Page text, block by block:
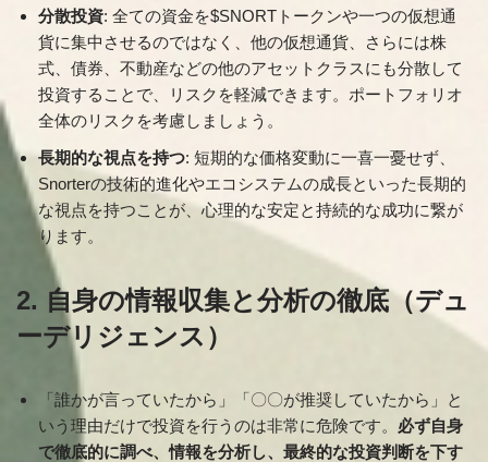
分散投資: 全ての資金を$SNORTトークンや一つの仮想通
貨に集中させるのではなく、他の仮想通貨、さらには株
式、債券、不動産などの他のアセットクラスにも分散して
投資することで、リスクを軽減できます。ポートフォリオ
全体のリスクを考慮しましょう。
長期的な視点を持つ: 短期的な価格変動に一喜一憂せず、
Snorterの技術的進化やエコシステムの成長といった長期的
な視点を持つことが、心理的な安定と持続的な成功に繋が
ります。
2. 自身の情報収集と分析の徹底（デュ
ーデリジェンス）
「誰かが言っていたから」「〇〇が推奨していたから」と
いう理由だけで投資を行うのは非常に危険です。 必ず自身
で徹底的に調べ、情報を分析し、最終的な投資判断を下す